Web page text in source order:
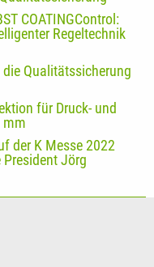
COATINGControl:
Regeltechnik
Qualitätssicherung
für Druck- und
mm
der K Messe 2022
Jörg